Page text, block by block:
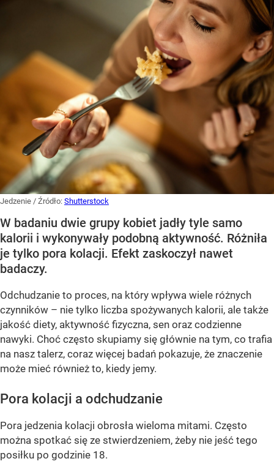
Jedzenie / Źródło: Shutterstock
W badaniu dwie grupy kobiet jadły tyle samo
kalorii i wykonywały podobną aktywność. Różniła
je tylko pora kolacji. Efekt zaskoczył nawet
badaczy.
Odchudzanie to proces, na który wpływa wiele różnych
czynników – nie tylko liczba spożywanych kalorii, ale także
jakość diety, aktywność fizyczna, sen oraz codzienne
nawyki. Choć często skupiamy się głównie na tym, co trafia
na nasz talerz, coraz więcej badań pokazuje, że znaczenie
może mieć również to, kiedy jemy.
Pora kolacji a odchudzanie
Pora jedzenia kolacji obrosła wieloma mitami. Często
można spotkać się ze stwierdzeniem, żeby nie jeść tego
posiłku po godzinie 18.